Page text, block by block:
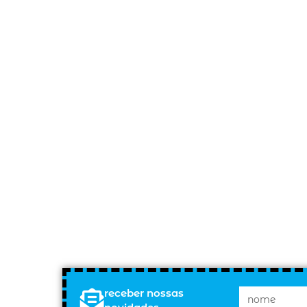
receber nossas